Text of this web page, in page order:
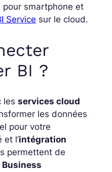
pour smartphone et
Service sur le cloud.
BI ?
les services cloud
les données
pour votre
l’intégration
permettent de
Business